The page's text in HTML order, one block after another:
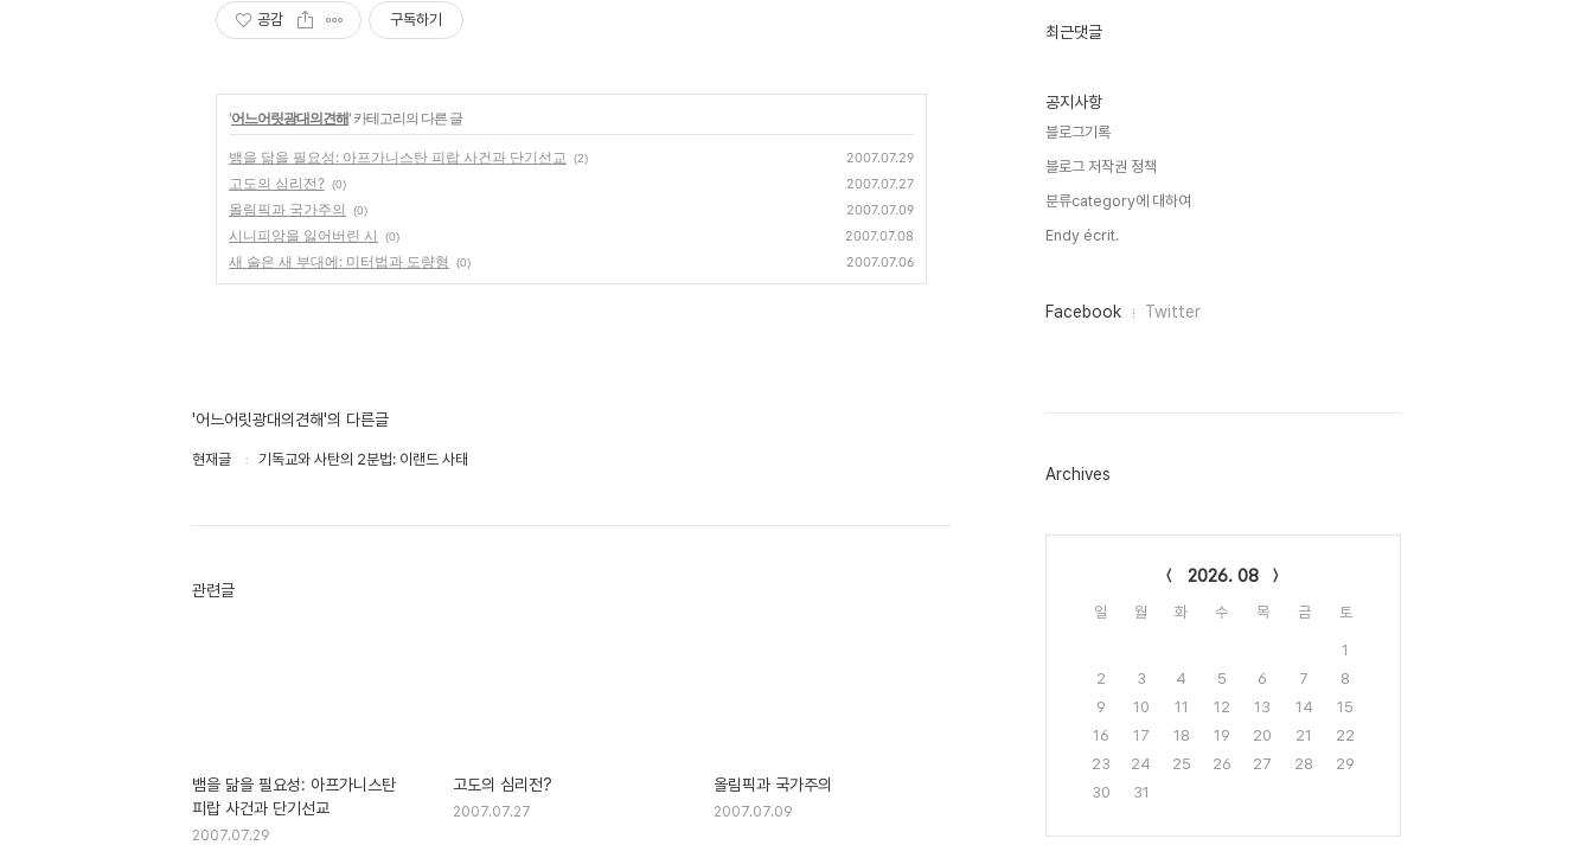
공감 구독하기
'어느어릿광대의견해' 카테고리의 다른 글
뱀을 닮을 필요성: 아프가니스탄 피랍 사건과 단기선교 (2) 2007.07.29
고도의 심리전? (0) 2007.07.27
올림픽과 국가주의 (0) 2007.07.09
시니피앙을 잃어버린 시 (0) 2007.07.08
새 술은 새 부대에: 미터법과 도량형 (0) 2007.07.06
'어느어릿광대의견해'의 다른글
현재글 기독교와 사탄의 2분법: 이랜드 사태
관련글
뱀을 닮을 필요성: 아프가니스탄
피랍 사건과 단기선교
2007.07.29
고도의 심리전?
2007.07.27
올림픽과 국가주의
2007.07.09
인
최근댓글
공지사항
블로그기록
블로그 저작권 정책
분류category에 대하여
Endy écrit.
페
그
Facebook Twitter
Archives
2026. 08
일 월 화 수 목 금 토
1
2
3 4 5 6 7
8
9
10 11 12 13 14
15
16
17 18 19 20 21
22
23
24 25 26 27 28
29
30
31